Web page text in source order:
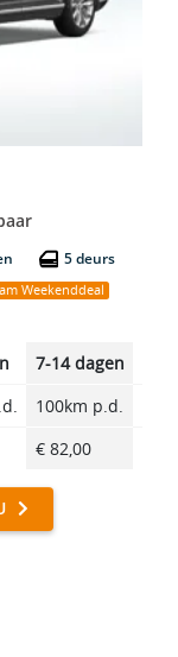
5 deurs
Weekenddeal
7-14 dagen
100km p.d.
€ 82,00